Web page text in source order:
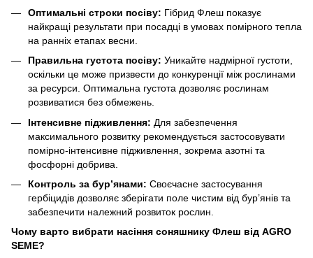
Оптимальні строки посіву: Гібрид Флеш показує
найкращі результати при посадці в умовах помірного тепла
на ранніх етапах весни.
Правильна густота посіву: Уникайте надмірної густоти,
оскільки це може призвести до конкуренції між рослинами
за ресурси. Оптимальна густота дозволяє рослинам
розвиватися без обмежень.
Інтенсивне підживлення: Для забезпечення
максимального розвитку рекомендується застосовувати
помірно-інтенсивне підживлення, зокрема азотні та
фосфорні добрива.
Контроль за бур’янами: Своєчасне застосування
гербіцидів дозволяє зберігати поле чистим від бур’янів та
забезпечити належний розвиток рослин.
Чому варто вибрати насіння соняшнику Флеш від AGRO
SEME?